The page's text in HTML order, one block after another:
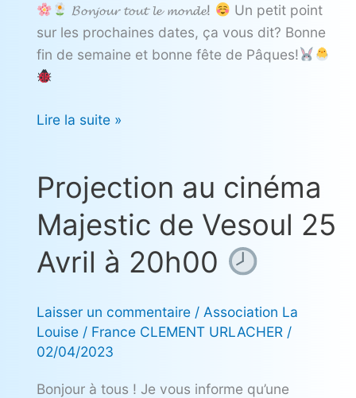
𝓑𝓸𝓷𝓳𝓸𝓾𝓻 𝓽𝓸𝓾𝓽 𝓵𝓮 𝓶𝓸𝓷𝓭𝓮!
Un petit point
sur les prochaines dates, ça vous dit? Bonne
fin de semaine et bonne fête de Pâques!
Lire la suite »
Projection au cinéma
Majestic de Vesoul 25
Avril à 20h00
Laisser un commentaire / Association La
Louise/ France CLEMENT URLACHER /
02/04/2023
Bonjour à tous ! Je vous informe qu’une
Projection
au
cinéma
Majestic
de
25
Avril
à
20h00